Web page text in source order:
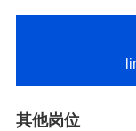
其他岗位